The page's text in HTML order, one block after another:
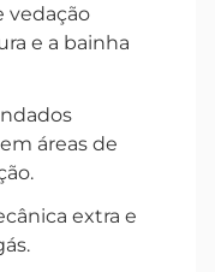
vedação
e a bainha
áreas de
extra e